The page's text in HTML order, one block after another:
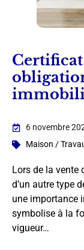
Certificat
6 novembre
Maison /
Lors de la vente
d’un autre type
une importance
symbolise à la
vigueur…